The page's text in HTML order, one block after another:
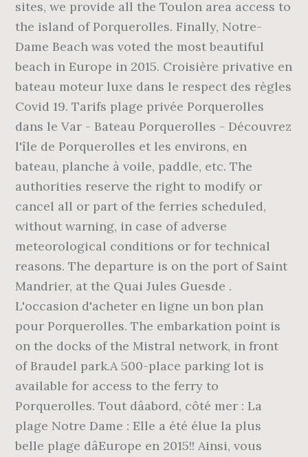
sites, we provide all the Toulon area access to
the island of Porquerolles. Finally, Notre-
Dame Beach was voted the most beautiful
beach in Europe in 2015. Croisière privative en
bateau moteur luxe dans le respect des règles
Covid 19. Tarifs plage privée Porquerolles
dans le Var - Bateau Porquerolles - Découvrez
l'île de Porquerolles et les environs, en
bateau, planche à voile, paddle, etc. The
authorities reserve the right to modify or
cancel all or part of the ferries scheduled,
without warning, in case of adverse
meteorological conditions or for technical
reasons. The departure is on the port of Saint
Mandrier, at the Quai Jules Guesde .
L'occasion d'acheter en ligne un bon plan
pour Porquerolles. The embarkation point is
on the docks of the Mistral network, in front
of Braudel park.A 500-place parking lot is
available for access to the ferry to
Porquerolles. Tout dâabord, côté mer : La
plage Notre Dame : Elle a été élue la plus
belle plage dâEurope en 2015!! Ainsi, vous